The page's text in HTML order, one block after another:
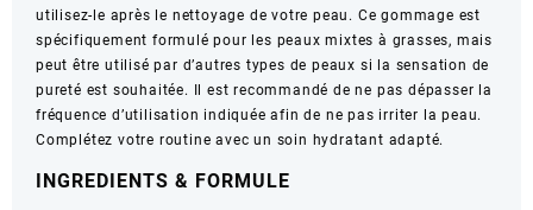
utilisez-le après le nettoyage de votre peau. Ce gommage est
spécifiquement formulé pour les peaux mixtes à grasses, mais
peut être utilisé par d’autres types de peaux si la sensation de
pureté est souhaitée. Il est recommandé de ne pas dépasser la
fréquence d’utilisation indiquée afin de ne pas irriter la peau.
Complétez votre routine avec un soin hydratant adapté.
INGREDIENTS & FORMULE